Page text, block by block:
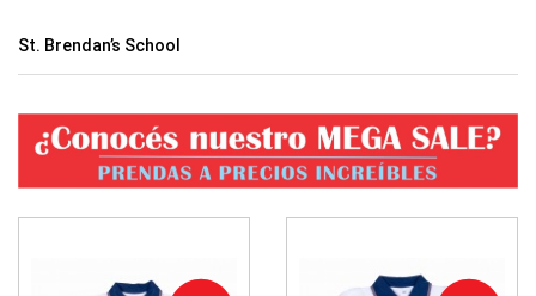
St. Brendan’s School